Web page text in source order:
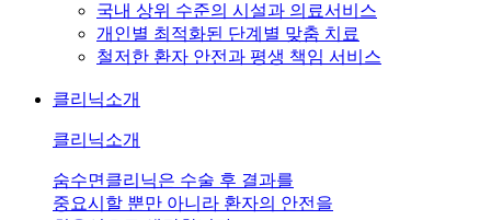
국내 상위 수준의 시설과 의료서비스
개인별 최적화된 단계별 맞춤 치료
철저한 환자 안전과 평생 책임 서비스
클리닉소개
클리닉소개
숨수면클리닉은 수술 후 결과를
중요시할 뿐만 아니라 환자의 안전을